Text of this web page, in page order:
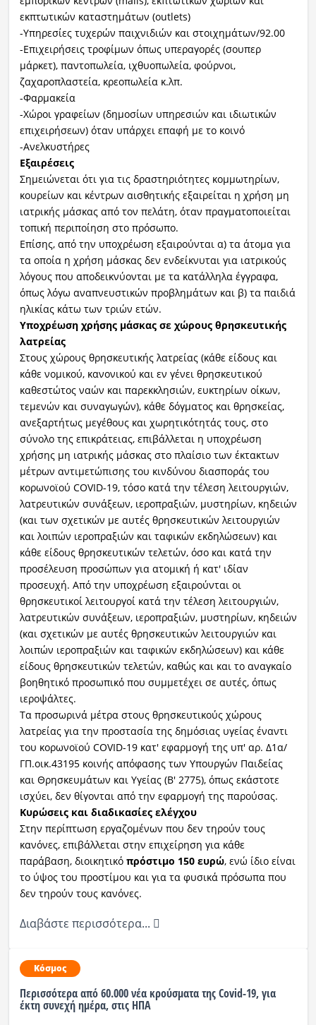
εκπτωτικών καταστημάτων (outlets)
-Υπηρεσίες τυχερών παιχνιδιών και στοιχημάτων/92.00
-Επιχειρήσεις τροφίμων όπως υπεραγορές (σουπερ
μάρκετ), παντοπωλεία, ιχθυοπωλεία, φούρνοι,
ζαχαροπλαστεία, κρεοπωλεία κ.λπ.
-Φαρμακεία
-Χώροι γραφείων (δημοσίων υπηρεσιών και ιδιωτικών
επιχειρήσεων) όταν υπάρχει επαφή με το κοινό
-Ανελκυστήρες
Εξαιρέσεις
Σημειώνεται ότι για τις δραστηριότητες κομμωτηρίων,
κουρείων και κέντρων αισθητικής εξαιρείται η χρήση μη
ιατρικής μάσκας από τον πελάτη, όταν πραγματοποιείται
τοπική περιποίηση στο πρόσωπο.
Επίσης, από την υποχρέωση εξαιρούνται α) τα άτομα για
τα οποία η χρήση μάσκας δεν ενδείκνυται για ιατρικούς
λόγους που αποδεικνύονται με τα κατάλληλα έγγραφα,
όπως λόγω αναπνευστικών προβλημάτων και β) τα παιδιά
ηλικίας κάτω των τριών ετών.
Υποχρέωση χρήσης μάσκας σε χώρους θρησκευτικής
λατρείας
Στους χώρους θρησκευτικής λατρείας (κάθε είδους και
κάθε νομικού, κανονικού και εν γένει θρησκευτικού
καθεστώτος ναών και παρεκκλησιών, ευκτηρίων οίκων,
τεμενών και συναγωγών), κάθε δόγματος και θρησκείας,
ανεξαρτήτως μεγέθους και χωρητικότητάς τους, στο
σύνολο της επικράτειας, επιβάλλεται η υποχρέωση
χρήσης μη ιατρικής μάσκας στο πλαίσιο των έκτακτων
μέτρων αντιμετώπισης του κινδύνου διασποράς του
κορωνοϊού COVID-19, τόσο κατά την τέλεση λειτουργιών,
λατρευτικών συνάξεων, ιεροπραξιών, μυστηρίων, κηδειών
(και των σχετικών με αυτές θρησκευτικών λειτουργιών
και λοιπών ιεροπραξιών και ταφικών εκδηλώσεων) και
κάθε είδους θρησκευτικών τελετών, όσο και κατά την
προσέλευση προσώπων για ατομική ή κατ' ιδίαν
προσευχή. Από την υποχρέωση εξαιρούνται οι
θρησκευτικοί λειτουργοί κατά την τέλεση λειτουργιών,
λατρευτικών συνάξεων, ιεροπραξιών, μυστηρίων, κηδειών
(και σχετικών με αυτές θρησκευτικών λειτουργιών και
λοιπών ιεροπραξιών και ταφικών εκδηλώσεων) και κάθε
είδους θρησκευτικών τελετών, καθώς και και το αναγκαίο
βοηθητικό προσωπικό που συμμετέχει σε αυτές, όπως
ιεροψάλτες.
Τα προσωρινά μέτρα στους θρησκευτικούς χώρους
λατρείας για την προστασία της δημόσιας υγείας έναντι
του κορωνοϊού COVID-19 κατ' εφαρμογή της υπ' αρ. Δ1α/
ΓΠ.οικ.43195 κοινής απόφασης των Υπουργών Παιδείας
και Θρησκευμάτων και Υγείας (Β' 2775), όπως εκάστοτε
ισχύει, δεν θίγονται από την εφαρμογή της παρούσας.
Κυρώσεις και διαδικασίες ελέγχου
Στην περίπτωση εργαζομένων που δεν τηρούν τους
κανόνες, επιβάλλεται στην επιχείρηση για κάθε
παράβαση, διοικητικόπρόστιμο 150 ευρώ, ενώ ίδιο είναι
το ύψος του προστίμου και για τα φυσικά πρόσωπα που
δεν τηρούν τους κανόνες.
Διαβάστε περισσότερα...
Κόσμος
Περισσότερα από 60.000 νέα κρούσματα της Covid-19, για
έκτη συνεχή ημέρα, στις ΗΠΑ